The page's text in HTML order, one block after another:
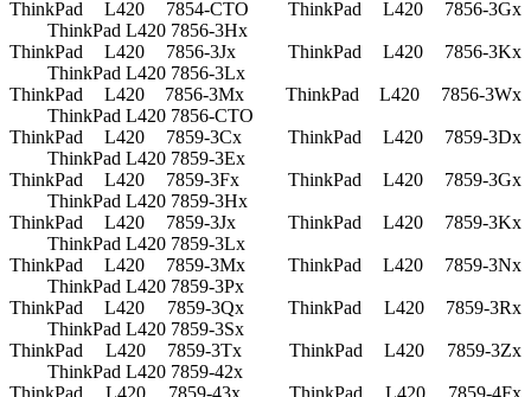
ThinkPad L420 7854-CTO
ThinkPad L420 7856-3Gx
ThinkPad L420 7856-3Hx
ThinkPad L420 7856-3Jx
ThinkPad L420 7856-3Kx
ThinkPad L420 7856-3Lx
ThinkPad L420 7856-3Mx
ThinkPad L420 7856-3Wx
ThinkPad L420 7856-CTO
ThinkPad L420 7859-3Cx
ThinkPad L420 7859-3Dx
ThinkPad L420 7859-3Ex
ThinkPad L420 7859-3Fx
ThinkPad L420 7859-3Gx
ThinkPad L420 7859-3Hx
ThinkPad L420 7859-3Jx
ThinkPad L420 7859-3Kx
ThinkPad L420 7859-3Lx
ThinkPad L420 7859-3Mx
ThinkPad L420 7859-3Nx
ThinkPad L420 7859-3Px
ThinkPad L420 7859-3Qx
ThinkPad L420 7859-3Rx
ThinkPad L420 7859-3Sx
ThinkPad L420 7859-3Tx
ThinkPad L420 7859-3Zx
ThinkPad L420 7859-42x